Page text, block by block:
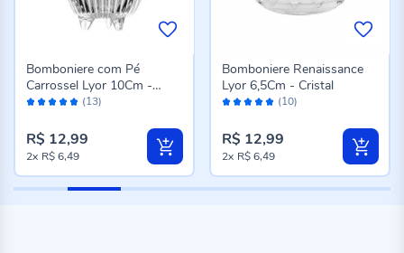
Avaliação: (13)
Bomboniere com Pé
Carrossel Lyor 10Cm -
Cristal
R$ 12,99
2x R$ 6,49
Avaliação: (10)
Bomboniere Renaissance
Lyor 6,5Cm - Cristal
R$ 12,99
2x R$ 6,49